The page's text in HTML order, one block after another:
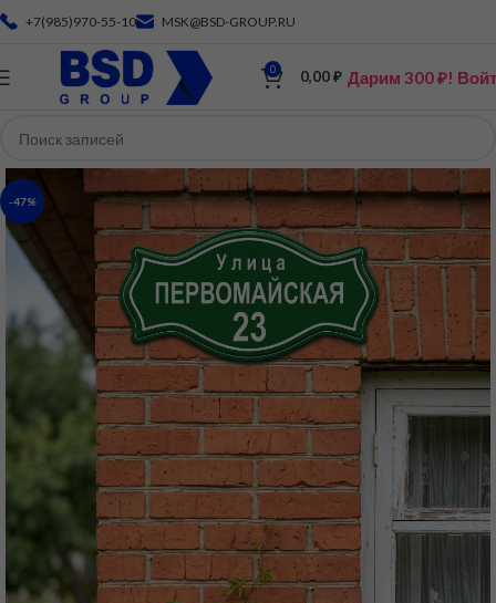
+7(985)970-55-10 MSK@BSD-GROUP.RU
0 0,00₽ Дарим 300 ₽!
-47%